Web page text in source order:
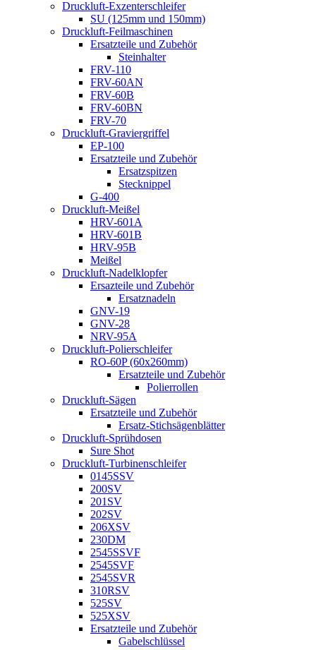
Druckluft-Exzenterschleifer
SU (125mm und 150mm)
Druckluft-Feilmaschinen
Ersatzteile und Zubehör
Steinhalter
FRV-110
FRV-60AN
FRV-60B
FRV-60BN
FRV-70
Druckluft-Graviergriffel
EP-100
Ersatzteile und Zubehör
Ersatzspitzen
Stecknippel
G-400
Druckluft-Meißel
HRV-601A
HRV-601B
HRV-95B
Meißel
Druckluft-Nadelklopfer
Ersazteile und Zubehör
Ersatznadeln
GNV-19
GNV-28
NRV-95A
Druckluft-Polierschleifer
RO-60P (60x260mm)
Ersatzteile und Zubehör
Polierrollen
Druckluft-Sägen
Ersatzteile und Zubehör
Ersatz-Stichsägenblätter
Druckluft-Sprühdosen
Sure Shot
Druckluft-Turbinenschleifer
0145SSV
200SV
201SV
202SV
206XSV
230DM
2545SSVF
2545SVF
2545SVR
310RSV
525SV
525XSV
Ersatzteile und Zubehör
Gabelschlüssel